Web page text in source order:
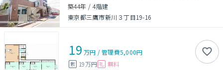
築44年 /4階建
東京都三鷹市新川３丁目19-16
19 万円 /管理費5,000円
敷 19万円 礼 無料